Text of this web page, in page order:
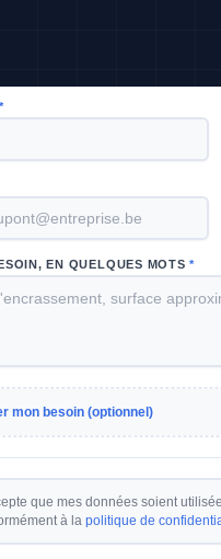
*
EN QUELQUES MOTS*
mon besoin (optionnel)
que mes données soient
à lapolitique de